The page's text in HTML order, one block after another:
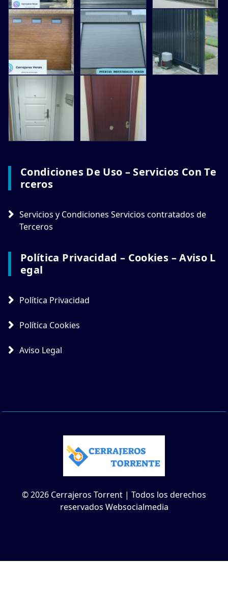
Condiciones De Uso – Servicios Con Te
Rceros
Servicios y Condiciones Servicios contratados de
Terceros
Política Privacidad – Cookies – Aviso L
Egal
Política Privacidad
Política Cookies
Aviso Legal
© 2026 Cerrajeros Torrent | Todos los derechos
reservados Websocialmedia